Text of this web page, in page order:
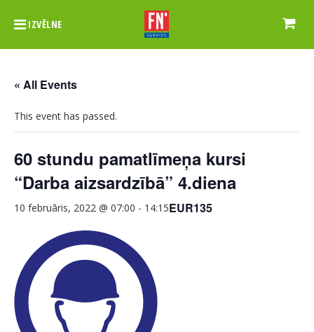
IZVĒLNE
« All Events
This event has passed.
60 stundu pamatlīmeņa kursi
“Darba aizsardzībā” 4.diena
10 februāris, 2022 @ 07:00 - 14:15EUR135